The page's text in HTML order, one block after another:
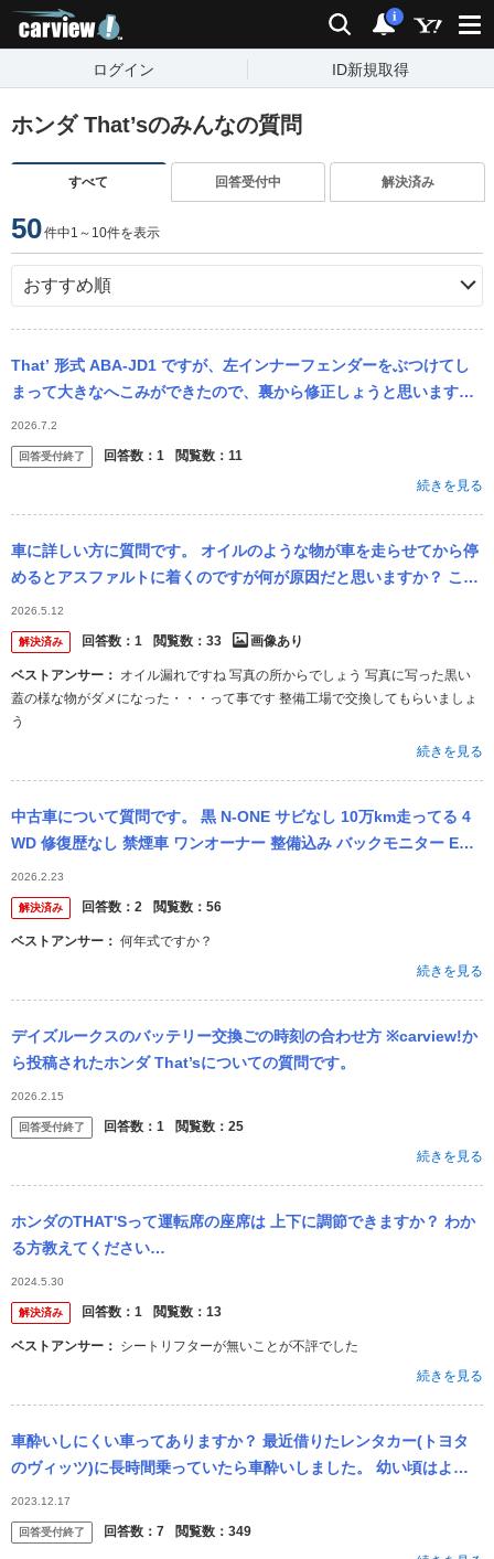
検索 通知
i
ログイン ID新規取得
ホンダ That’sのみんなの質問
すべて 回答受付中 解決済み
50件中1～10件を表示
That’ 形式 ABA-JD1 ですが、左インナーフェンダーをぶつけてし
まって大きなへこみができたので、裏から修正しょうと思いますの
で、外し方教えてください。 ※carview!から投稿された...
2026.7.2
回答受付終了 回答数： 1 閲覧数： 11
続きを見る
車に詳しい方に質問です。 オイルのような物が車を走らせてから停
めるとアスファルトに着くのですが何が原因だと思いますか？ ここ
からかなと言う写真も撮りましたので教えていただければと思いま
す！ 宜し...
2026.5.12
解決済み 回答数： 1 閲覧数： 33 画像あり
ベストアンサー：
蓋の様な物がダメになった・・・って事です 整備工場で交換してもらいましょ
う
続きを見る
中古車について質問です。 黒 N-ONE サビなし 10万km走ってる 4
WD 修復歴なし 禁煙車 ワンオーナー 整備込み バックモニター ETC
夏冬タイヤとワイパー 2年車検付き 今乗ってい...
2026.2.23
解決済み 回答数： 2 閲覧数： 56
ベストアンサー： 何年式ですか？
続きを見る
デイズルークスのバッテリー交換ごの時刻の合わせ方 ※carview!か
ら投稿されたホンダ That’sについての質問です。
2026.2.15
回答受付終了 回答数： 1 閲覧数： 25
続きを見る
ホンダのTHAT'Sって運転席の座席は 上下に調節できますか？ わか
る方教えてください…
2024.5.30
解決済み 回答数： 1 閲覧数： 13
ベストアンサー： シートリフターが無いことが不評でした
続きを見る
車酔いしにくい車ってありますか？ 最近借りたレンタカー(トヨタ
のヴィッツ)に長時間乗っていたら車酔いしました。 幼い頃はよく
ホンダのThat's に乗って遠出をしていましたが車酔いはありませ...
2023.12.17
回答受付終了 回答数： 7 閲覧数： 349